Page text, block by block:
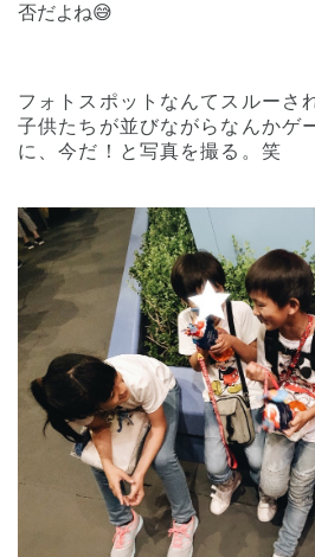
否だよね😅
フォトスポットなんてスルーさ
子供たちが並びながらなんかゲ
に、今だ！と写真を撮る。笑